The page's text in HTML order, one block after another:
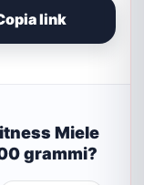
link
Miele
grammi?